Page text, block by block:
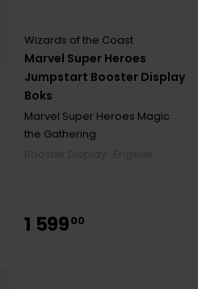
Marvel Super Heroes
Jumpstart Booster Display
Boks
Wizards of the Coast
Marvel Super Heroes Magic
the Gathering
1 59900